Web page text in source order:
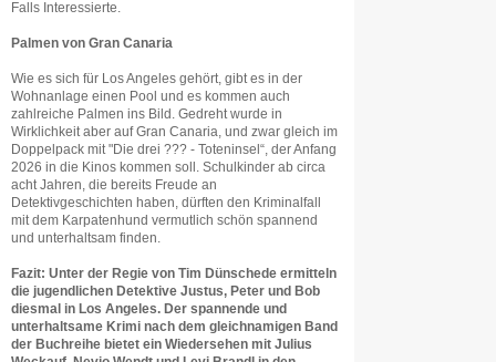
Falls Interessierte.
Palmen von Gran Canaria
Wie es sich für Los Angeles gehört, gibt es in der
Wohnanlage einen Pool und es kommen auch
zahlreiche Palmen ins Bild. Gedreht wurde in
Wirklichkeit aber auf Gran Canaria, und zwar gleich im
Doppelpack mit "Die drei ??? - Toteninsel“, der Anfang
2026 in die Kinos kommen soll. Schulkinder ab circa
acht Jahren, die bereits Freude an
Detektivgeschichten haben, dürften den Kriminalfall
mit dem Karpatenhund vermutlich schön spannend
und unterhaltsam finden.
Fazit: Unter der Regie von Tim Dünschede ermitteln
die jugendlichen Detektive Justus, Peter und Bob
diesmal in Los Angeles. Der spannende und
unterhaltsame Krimi nach dem gleichnamigen Band
der Buchreihe bietet ein Wiedersehen mit Julius